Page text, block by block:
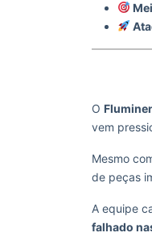
O
vem
Mesmo
de peças
A equipe
falhado